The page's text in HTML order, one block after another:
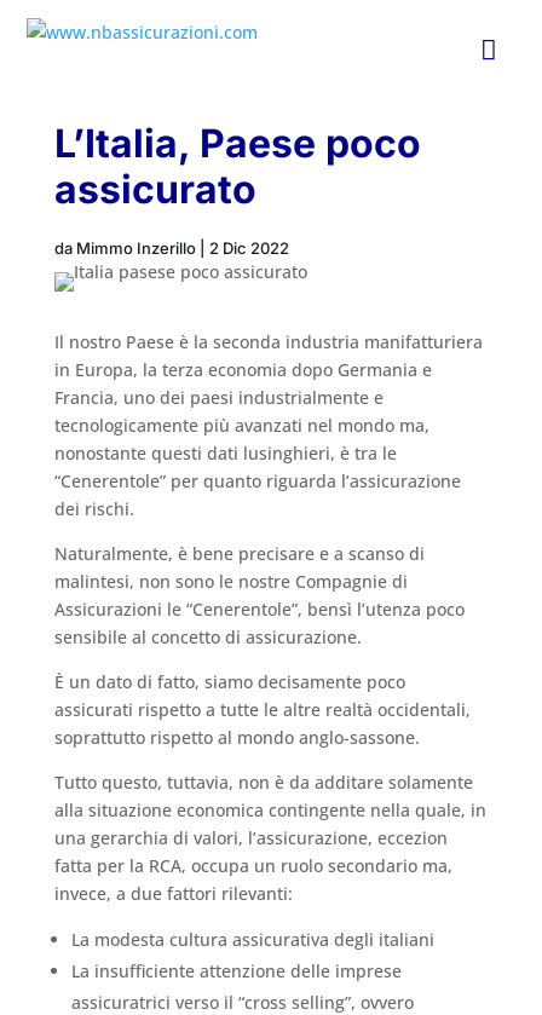

L’Italia, Paese poco
assicurato
da Mimmo Inzerillo| 2 Dic 2022
Il nostro Paese è la seconda industria manifatturiera
in Europa, la terza economia dopo Germania e
Francia, uno dei paesi industrialmente e
tecnologicamente più avanzati nel mondo ma,
nonostante questi dati lusinghieri, è tra le
“Cenerentole” per quanto riguarda l’assicurazione
dei rischi.
Naturalmente, è bene precisare e a scanso di
malintesi, non sono le nostre Compagnie di
Assicurazioni le “Cenerentole”, bensì l’utenza poco
sensibile al concetto di assicurazione.
È un dato di fatto, siamo decisamente poco
assicurati rispetto a tutte le altre realtà occidentali,
soprattutto rispetto al mondo anglo-sassone.
Tutto questo, tuttavia, non è da additare solamente
alla situazione economica contingente nella quale, in
una gerarchia di valori, l’assicurazione, eccezion
fatta per la RCA, occupa un ruolo secondario ma,
invece, a due fattori rilevanti:
La modesta cultura assicurativa degli italiani
La insufficiente attenzione delle imprese
assicuratrici verso il “cross selling”, ovvero